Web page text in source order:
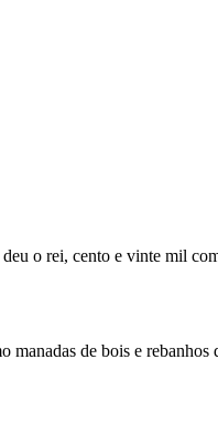
o rei, cento e vinte mil
de bois e rebanhos